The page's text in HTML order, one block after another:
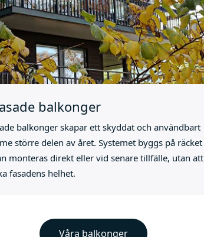
balkonger
balkonger skapar ett skyddat och användbart
större delen av året. Systemet byggs på räcket
monteras direkt eller vid senare tillfälle, utan att
fasadens helhet.
Våra balkonger